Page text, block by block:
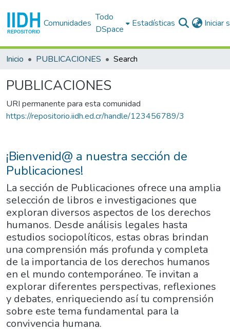
Comunidades
Todo
DSpace
Estadísticas Iniciar
Inicio PUBLICACIONES Search
PUBLICACIONES
URI permanente para esta comunidad
https://repositorio.iidh.ed.cr/handle/123456789/3
¡Bienvenid@ a nuestra sección de
Publicaciones!
La sección de Publicaciones ofrece una amplia
selección de libros e investigaciones que
exploran diversos aspectos de los derechos
humanos. Desde análisis legales hasta
estudios sociopolíticos, estas obras brindan
una comprensión más profunda y completa
de la importancia de los derechos humanos
en el mundo contemporáneo. Te invitan a
explorar diferentes perspectivas, reflexiones
y debates, enriqueciendo así tu comprensión
sobre este tema fundamental para la
convivencia humana.